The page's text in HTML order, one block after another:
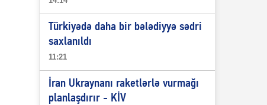
Türkiyədə daha bir bələdiyyə sədri
saxlanıldı
11:21
İran Ukraynanı raketlərlə vurmağı
planlaşdırır - KİV